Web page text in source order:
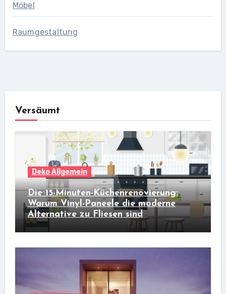
Möbel
Raumgestaltung
Versäumt
Deko Allgemein
Die 15-Minuten-Küchenrenovierung:
Warum Vinyl-Paneele die moderne
Alternative zu Fliesen sind